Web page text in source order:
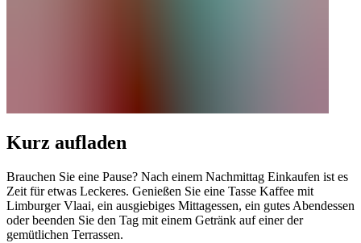
Kurz aufladen
Brauchen Sie eine Pause? Nach einem Nachmittag Einkaufen ist es
Zeit für etwas Leckeres. Genießen Sie eine Tasse Kaffee mit
Limburger Vlaai, ein ausgiebiges Mittagessen, ein gutes Abendessen
oder beenden Sie den Tag mit einem Getränk auf einer der
gemütlichen Terrassen.